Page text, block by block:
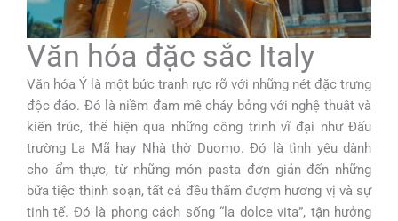
Văn hóa đặc sắc Italy
Văn hóa Ý là một bức tranh rực rỡ với những nét đặc trưng
độc đáo. Đó là niềm đam mê cháy bỏng với nghệ thuật và
kiến trúc, thể hiện qua những công trình vĩ đại như Đấu
trường La Mã hay Nhà thờ Duomo. Đó là tình yêu dành
cho ẩm thực, từ những món pasta đơn giản đến những
bữa tiệc thịnh soạn, tất cả đều thấm đượm hương vị và sự
tinh tế. Đó là phong cách sống “la dolce vita”, tận hưởng